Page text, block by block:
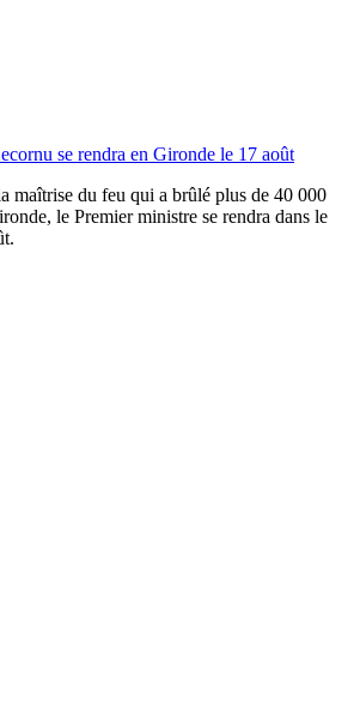
se rendra en Gironde le 17 août
maîtrise du feu qui a brûlé plus de 40 000
le Premier ministre se rendra dans le